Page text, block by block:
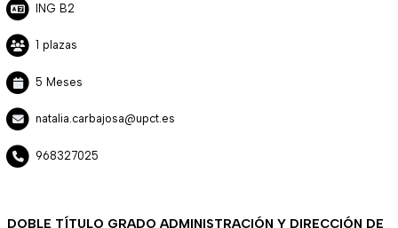
ING B2
1 plazas
5 Meses
natalia.carbajosa@upct.es
968327025
DOBLE TÍTULO GRADO ADMINISTRACIÓN Y DIRECCIÓN DE